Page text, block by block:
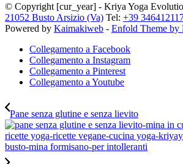
© Copyright [cur_year] - Kriya Yoga
21052 Busto Arsizio (Va) Tel: +39
Powered by Kaimakiweb - Enfold Theme by
Collegamento a Facebook
Collegamento a Instagram
Collegamento a Pinterest
Collegamento a Youtube
Pane senza glutine e senza lievito